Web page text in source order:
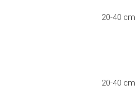
20-40 cm
20-40 cm